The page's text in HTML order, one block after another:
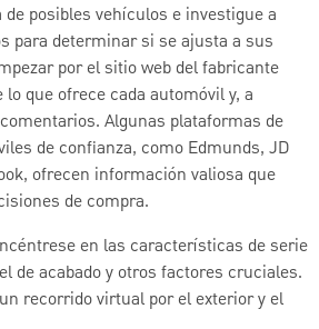
posibles vehículos e investigue a
para determinar si se ajusta a sus
por el sitio web del fabricante
lo que ofrece cada automóvil y, a
Algunas plataformas de
de confianza, como Edmunds, JD
ofrecen información valiosa que
de compra.
en las características de serie
de acabado y otros factores cruciales.
recorrido virtual por el exterior y el